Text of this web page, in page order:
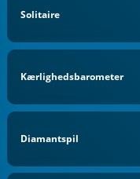
Solitaire
Kærlighedsbarometer
Diamantspil